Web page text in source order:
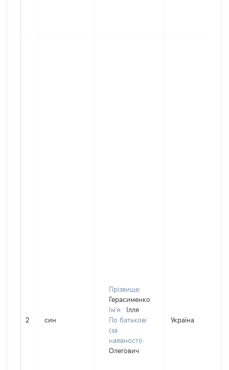
2 син
Прізвище:
Герасименко
Ім'я:
Ілля
По батькові
(за
наявності):
Олегович
Україна